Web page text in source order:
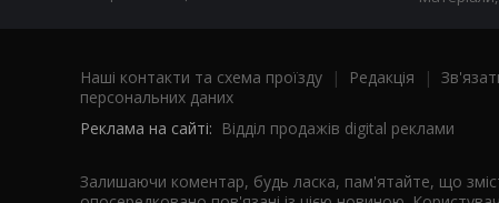
Наші контакти та схема проїзду | Редакція |
персональних даних
Реклама на сайті: Відділ продажів digital реклами
Залишаючи коментар, будь ласка, пам'ятайте, що